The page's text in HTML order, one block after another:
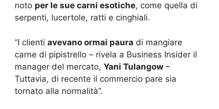
noto per le sue carni esotiche, come quella di
serpenti, lucertole, ratti e cinghiali.
“I clienti avevano ormai paura di mangiare
carne di pipistrello – rivela a Business Insider il
manager del mercato, Yani Tulangow –
Tuttavia, di recente il commercio pare sia
tornato alla normalità”.